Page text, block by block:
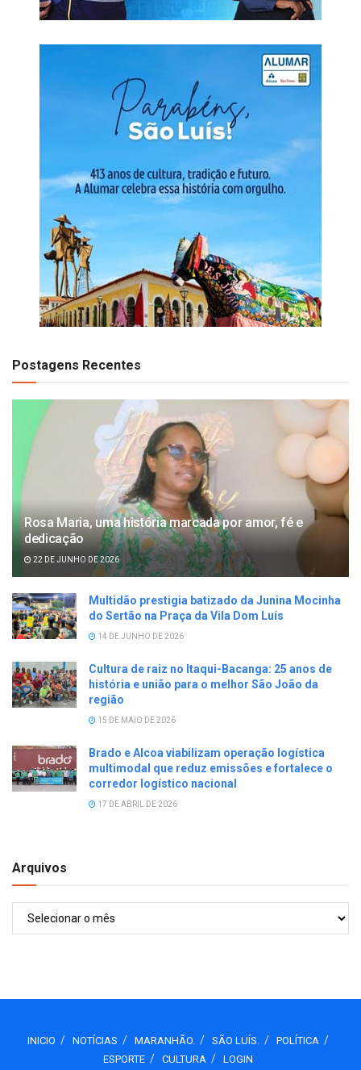
Postagens Recentes
Rosa Maria, uma história marcada por amor, fé e
dedicação
22 DE JUNHO DE 2026
Multidão prestigia batizado da Junina Mocinha
do Sertão na Praça da Vila Dom Luís
14 DE JUNHO DE 2026
Cultura de raiz no Itaqui-Bacanga: 25 anos de
história e união para o melhor São João da
região
15 DE MAIO DE 2026
Brado e Alcoa viabilizam operação logística
multimodal que reduz emissões e fortalece o
corredor logístico nacional
17 DE ABRIL DE 2026
Arquivos
INICIO NOTÍCIAS MARANHÃO. SÃO LUÍS.
POLÍTICA
ESPORTE
CULTURA LOGIN